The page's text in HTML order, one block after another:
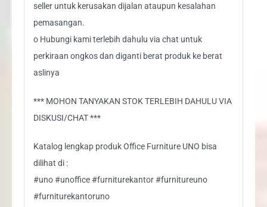
seller untuk kerusakan dijalan ataupun kesalahan
pemasangan.
o Hubungi kami terlebih dahulu via chat untuk
perkiraan ongkos dan diganti berat produk ke berat
aslinya
*** MOHON TANYAKAN STOK TERLEBIH DAHULU VIA
DISKUSI/CHAT ***
Katalog lengkap produk Office Furniture UNO bisa
dilihat di :
#uno #unoffice #furniturekantor #furnitureuno
#furniturekantoruno